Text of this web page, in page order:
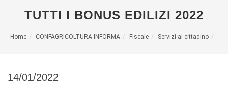
TUTTI I BONUS EDILIZI 2022
Home CONFAGRICOLTURA INFORMA Fiscale Servizi al cittadino
14/01/2022